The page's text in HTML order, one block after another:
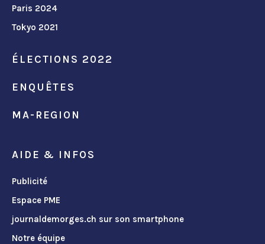
Paris 2024
Tokyo 2021
ÉLECTIONS 2022
ENQUÊTES
MA-REGION
AIDE & INFOS
Publicité
Espace PME
journaldemorges.ch sur son smartphone
Notre équipe